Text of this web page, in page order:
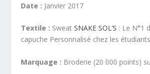
Date : Janvier 2017
Textile : SweatSNAKE SOL’S : Le N°1
capuche Personnalisé chez les
Marquage : Broderie (20 000 points)